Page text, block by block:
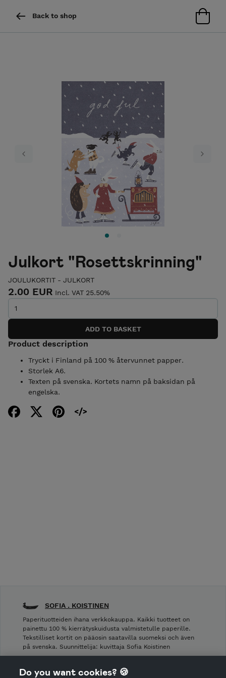
Back to shop
Previous Next
Julkort "Rosettskrinning"
JOULUKORTIT - JULKORT
2.00 EUR Incl. VAT 25.50%
Product description
Tryckt i Finland på 100 % återvunnet papper.
Storlek A6.
Texten på svenska. Kortets namn på baksidan på
engelska.
SOFIA . KOISTINEN
Paperituotteiden ihana verkkokauppa. Kaikki tuotteet on
painettu 100 % kierrätyskuidusta valmistetulle paperille.
Tekstilliset kortit on pääosin saatavilla suomeksi och även
på svenska. Suunnittelija: kuvittaja Sofia Koistinen
Shop privacy policy
Do you want cookies? 🍪